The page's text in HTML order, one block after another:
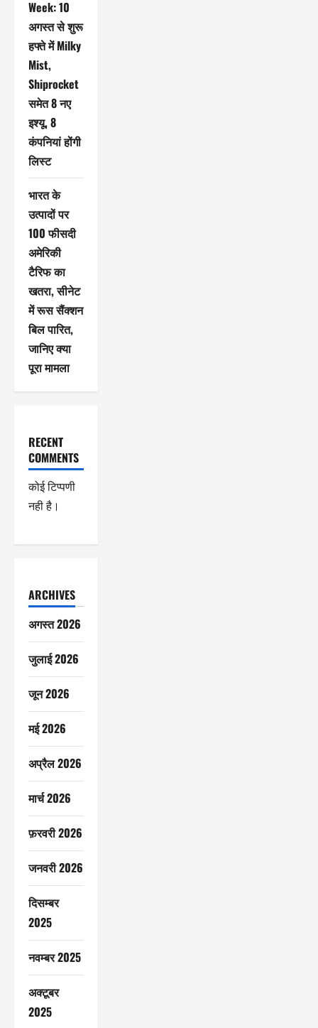
Week: 10
अगस्त से शुरू
हफ्ते में Milky
Mist,
Shiprocket
समेत 8 नए
इश्यू, 8
कंपनियां होंगी
लिस्ट
भारत के
उत्पादों पर
100 फीसदी
अमेरिकी
टैरिफ का
खतरा, सीनेट
में रूस सैंक्शन
बिल पारित,
जानिए क्या
पूरा मामला
RECENT
COMMENTS
कोई टिप्पणी
नही है।
ARCHIVES
अगस्त 2026
जुलाई 2026
जून 2026
मई 2026
अप्रैल 2026
मार्च 2026
फ़रवरी 2026
जनवरी 2026
दिसम्बर
2025
नवम्बर 2025
अक्टूबर
2025